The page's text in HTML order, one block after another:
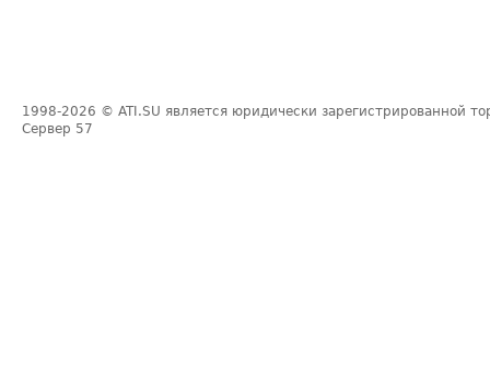
1998-2026 © ATI.SU является юридически зарегистрированной
Сервер 57